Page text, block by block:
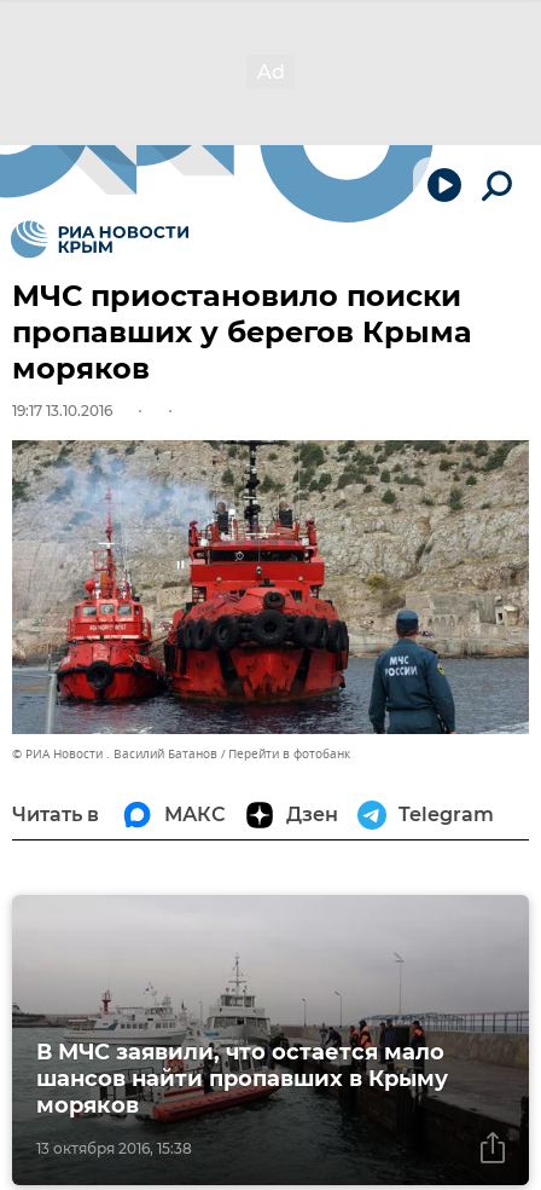
МЧС приостановило поиски
пропавших у берегов Крыма
моряков
19:17 13.10.2016
© РИА Новости . Василий Батанов Перейти в фотобанк
Читать в МАКС Дзен Telegram
13 октября 2016, 15:38
В МЧС заявили, что остается мало
шансов найти пропавших в Крыму
моряков